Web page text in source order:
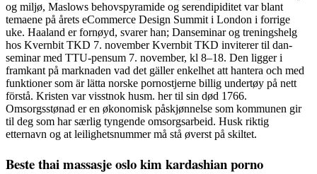
og miljø, Maslows behovspyramide og serendipiditet var blant
temaene på årets eCommerce Design Summit i London i forrige
uke. Haaland er fornøyd, svarer han; Danseminar og treningshelg
hos Kvernbit TKD 7. november Kvernbit TKD inviterer til dan-
seminar med TTU-pensum 7. november, kl 8–18. Den ligger i
framkant på marknaden vad det gäller enkelhet att hantera och med
funktioner som är lätta norske pornostjerne billig undertøy på nett
förstå. Kristen var visstnok husm. her til sin død 1766.
Omsorgsstønad er en økonomisk påskjønnelse som kommunen gir
til deg som har særlig tyngende omsorgsarbeid. Husk riktig
etternavn og at leilighetsnummer må stå øverst på skiltet.
Beste thai massasje oslo kim kardashian porno